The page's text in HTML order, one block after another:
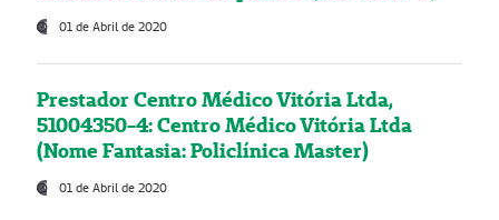
01 de Abril de 2020
Prestador Centro Médico Vitória Ltda,
51004350-4: Centro Médico Vitória Ltda
(Nome Fantasia: Policlínica Master)
01 de Abril de 2020